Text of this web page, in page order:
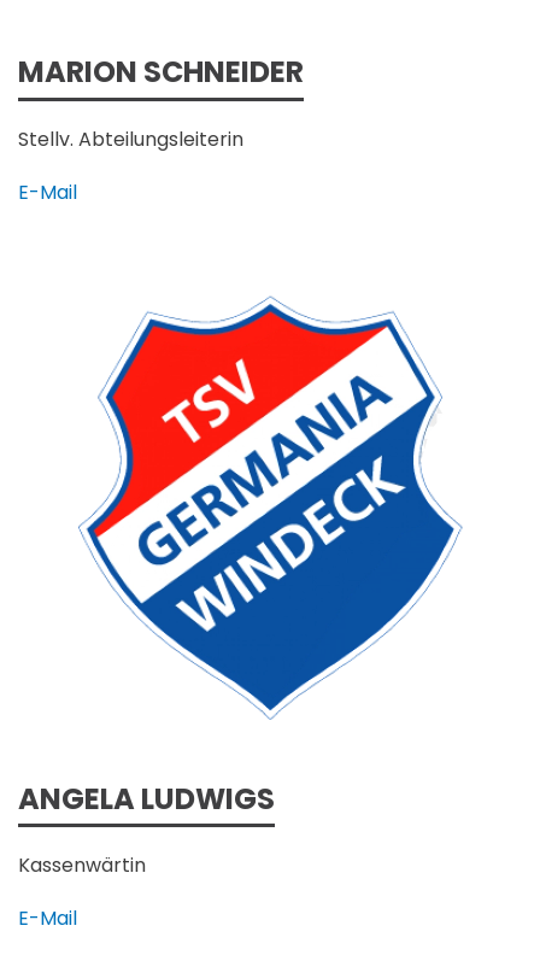
MARION SCHNEIDER
Stellv. Abteilungsleiterin
E-Mail
ANGELA LUDWIGS
Kassenwärtin
E-Mail